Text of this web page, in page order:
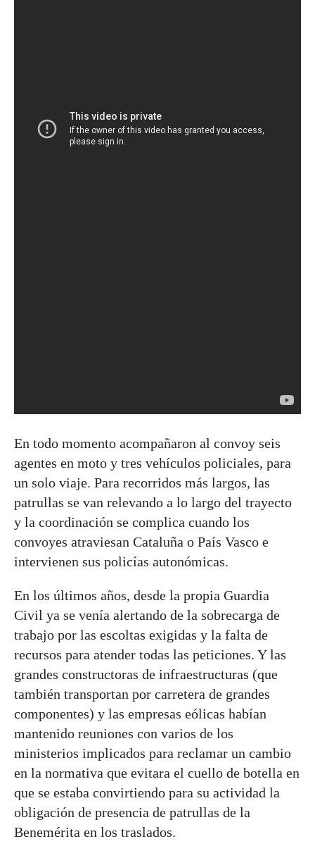
En todo momento acompañaron al convoy seis
agentes en moto y tres vehículos policiales, para
un solo viaje. Para recorridos más largos, las
patrullas se van relevando a lo largo del trayecto
y la coordinación se complica cuando los
convoyes atraviesan Cataluña o País Vasco e
intervienen sus policías autonómicas.
En los últimos años, desde la propia Guardia
Civil ya se venía alertando de la sobrecarga de
trabajo por las escoltas exigidas y la falta de
recursos para atender todas las peticiones. Y las
grandes constructoras de infraestructuras (que
también transportan por carretera de grandes
componentes) y las empresas eólicas habían
mantenido reuniones con varios de los
ministerios implicados para reclamar un cambio
en la normativa que evitara el cuello de botella en
que se estaba convirtiendo para su actividad la
obligación de presencia de patrullas de la
Benemérita en los traslados.